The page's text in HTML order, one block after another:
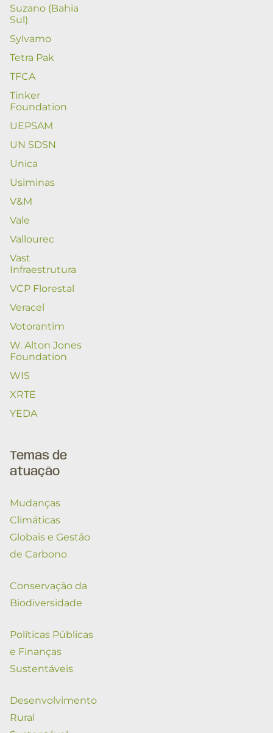
Suzano (Bahia
Sul)
Sylvamo
Tetra Pak
TFCA
Tinker
Foundation
UEPSAM
UN SDSN
Unica
Usiminas
V&M
Vale
Vallourec
Vast
Infraestrutura
VCP Florestal
Veracel
Votorantim
W. Alton Jones
Foundation
WIS
XRTE
YEDA
Temas de
atuação
Mudanças
Climáticas
Globais e Gestão
de Carbono
Conservação da
Biodiversidade
Políticas Públicas
e Finanças
Sustentáveis
Desenvolvimento
Rural